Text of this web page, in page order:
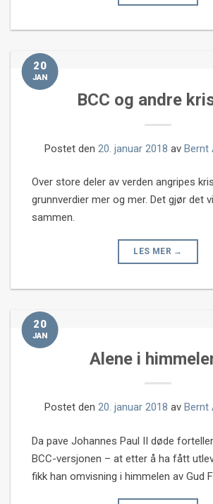
20
JAN
BCC og andre
Postet den 20. januar 2018 av Bernt
Over store deler av verden angripes
grunnverdier mer og mer. Det gjør det
sammen.
LES MER →
20
JAN
Alene i
Postet den 20. januar 2018 av Bernt
Da pave Johannes Paul II døde
BCC-versjonen – at etter å ha fått
fikk han omvisning i himmelen av Gud